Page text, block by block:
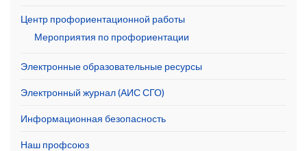
Центр профориентационной работы
Мероприятия по профориентации
Электронные образовательные ресурсы
Электронный журнал (АИС СГО)
Информационная безопасность
Наш профсоюз